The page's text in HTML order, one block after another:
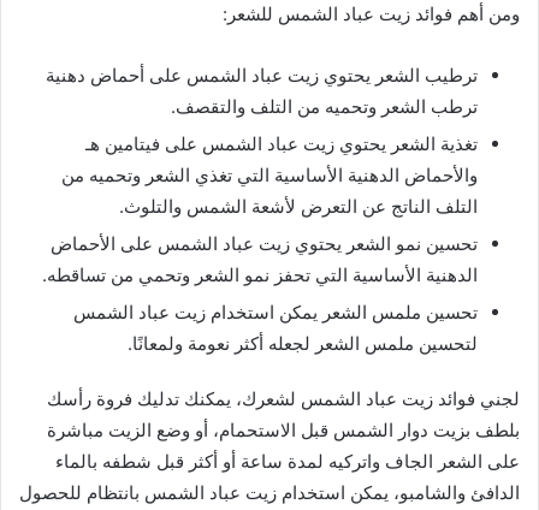
ومن أهم فوائد زيت عباد الشمس للشعر:
ترطيب الشعر يحتوي زيت عباد الشمس على أحماض دهنية
ترطب الشعر وتحميه من التلف والتقصف.
تغذية الشعر يحتوي زيت عباد الشمس على فيتامين هـ
والأحماض الدهنية الأساسية التي تغذي الشعر وتحميه من
التلف الناتج عن التعرض لأشعة الشمس والتلوث.
تحسين نمو الشعر يحتوي زيت عباد الشمس على الأحماض
الدهنية الأساسية التي تحفز نمو الشعر وتحمي من تساقطه.
تحسين ملمس الشعر يمكن استخدام زيت عباد الشمس
لتحسين ملمس الشعر لجعله أكثر نعومة ولمعانًا.
لجني فوائد زيت عباد الشمس لشعرك، يمكنك تدليك فروة رأسك
بلطف بزيت دوار الشمس قبل الاستحمام، أو وضع الزيت مباشرة
على الشعر الجاف واتركيه لمدة ساعة أو أكثر قبل شطفه بالماء
الدافئ والشامبو، يمكن استخدام زيت عباد الشمس بانتظام للحصول